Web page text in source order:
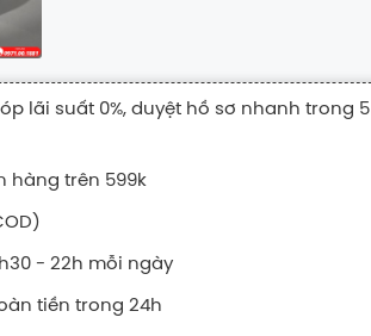
lãi suất 0%, duyệt hồ sơ nhanh trong 5
hàng trên 599k
- 22h mỗi ngày
tiền trong 24h